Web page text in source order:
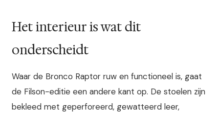
Het interieur is wat dit
onderscheidt
Waar de Bronco Raptor ruw en functioneel is, gaat
de Filson-editie een andere kant op. De stoelen zijn
bekleed met geperforeerd, gewatteerd leer,